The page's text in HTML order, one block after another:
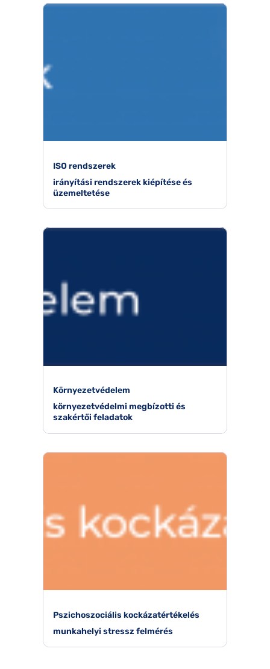
ISO rendszerek
irányítási rendszerek kiépítése és
üzemeltetése
Környezetvédelem
környezetvédelmi megbízotti és
szakértői feladatok
Pszichoszociális kockázatértékelés
munkahelyi stressz felmérés